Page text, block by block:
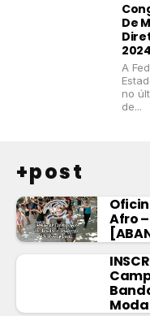
De
A
no
de...
+post
Afro